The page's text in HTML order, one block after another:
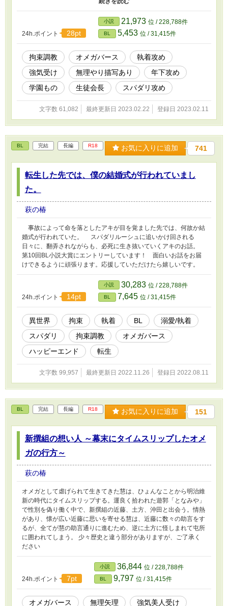
れ、真相を突き止める。しかしその事件は、西園寺を守るために起
こしていたものであり、そこで西園寺は、一条、近衛、宝来の3人
が自分の危機をあらかじめ回避してくれていた事を知る。それを知
った西園寺は3人と関係を修復できるように場を設けるが、そこで
ヒートに襲われてしまう。
24h.ポイント 28pt
小説 21,973 位 / 228,788件
BL 5,453 位 / 31,415件
拘束調教 オメガバース
執着攻め
強気受け
無理やり描写あり
年下攻め
学園もの
生徒会長 スパダリ攻め
文字数 61,082 最終更新日 2023.02.22 登録日 2023.02.11
BL 完結 長編 R18 お気に入りに追加 741
転生した先では、僕の結婚式が行われていまし
た。
萩の椿
事故によって命を落としたアキが目を覚ました先では、何故か結
婚式が行われていた。 スパダリルーシュに追いかけ回される
日々に、翻弄されながらも、必死に生き抜いていくアキのお話。
第10回BL小説大賞にエントリーしています！ 面白いお話をお届
けできるように頑張ります。応援していただけたら嬉しいです。
24h.ポイント 14pt
小説 30,283 位 / 228,788件
BL 7,645 位 / 31,415件
異世界 拘束 執着 BL
溺愛/執着
スパダリ
拘束調教
オメガバース
ハッピーエンド
転生
文字数 99,957 最終更新日 2022.11.26 登録日 2022.08.11
BL 完結 長編 R18 お気に入りに追加 151
新撰組の想い人 ～幕末にタイムスリップしたオメ
ガの行方～
萩の椿
オメガとして虐げられて生きてきた慧は、ひょんなことから明治維
新の時代にタイムスリップする。運良く拾われた遊郭「となみや」
で性別を偽り働く中で、新撰組の近藤、土方、沖田と出会う。情熱
があり、懐が広い近藤に思いを寄せる慧は、近藤に数々の助言をす
るが、全てが慧の助言通りに進むため、逆に土方に怪しまれて屯所
に囲われてしまう。 少々歴史と違う部分がありますが、ご了承く
ださい
24h.ポイント 7pt
小説 36,844 位 / 228,788件
BL 9,797 位 / 31,415件
オメガバース 無理矢理
強気美人受け